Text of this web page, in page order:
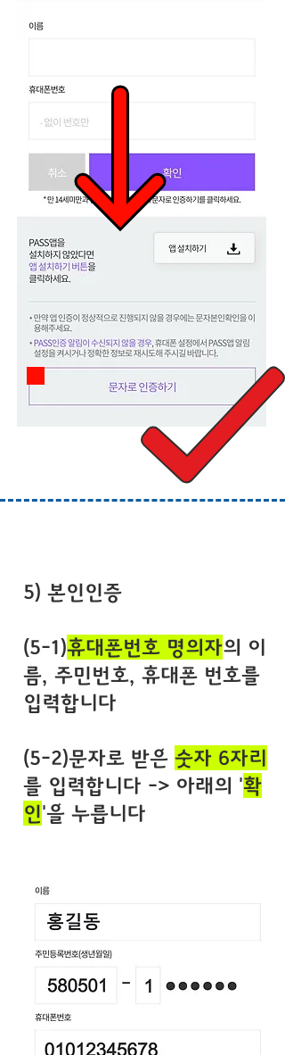
5) 본인인증
(5-1)휴대폰번호 명의자의 이
름, 주민번호, 휴대폰 번호를
입력합니다
(5-2)문자로 받은 숫자 6자리
를 입력합니다 -> 아래의 '확
인'을 누릅니다